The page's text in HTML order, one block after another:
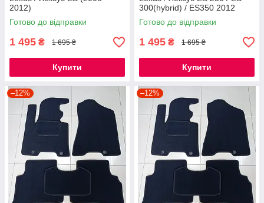
2012)
Готово до відправки
1 495 ₴ 1 695 ₴
Купити
300(hybrid) / ES350 2012
Готово до відправки
1 495 ₴ 1 695 ₴
Купити
–12% –12%